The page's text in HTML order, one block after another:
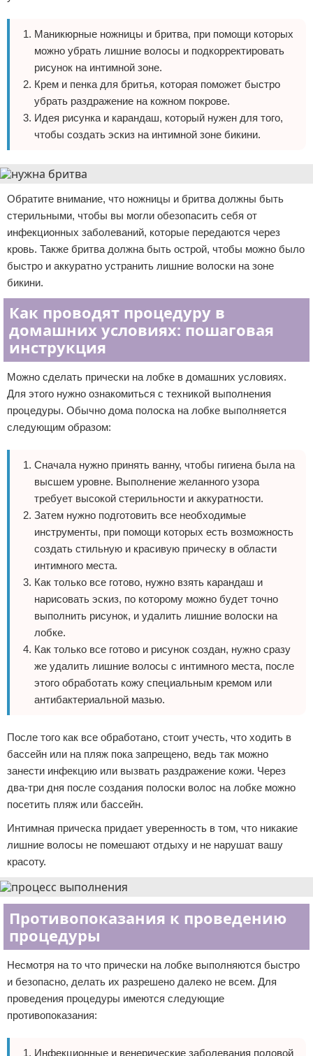
Маникюрные ножницы и бритва, при помощи которых
можно убрать лишние волосы и подкорректировать
рисунок на интимной зоне.
Крем и пенка для бритья, которая поможет быстро
убрать раздражение на кожном покрове.
Идея рисунка и карандаш, который нужен для того,
чтобы создать эскиз на интимной зоне бикини.
Обратите внимание, что ножницы и бритва должны быть
стерильными, чтобы вы могли обезопасить себя от
инфекционных заболеваний, которые передаются через
кровь. Также бритва должна быть острой, чтобы можно было
быстро и аккуратно устранить лишние волоски на зоне
бикини.
Как проводят процедуру в
домашних условиях: пошаговая
инструкция
Можно сделать прически на лобке в домашних условиях.
Для этого нужно ознакомиться с техникой выполнения
процедуры. Обычно дома полоска на лобке выполняется
следующим образом:
Сначала нужно принять ванну, чтобы гигиена была на
высшем уровне. Выполнение желанного узора
требует высокой стерильности и аккуратности.
Затем нужно подготовить все необходимые
инструменты, при помощи которых есть возможность
создать стильную и красивую прическу в области
интимного места.
Как только все готово, нужно взять карандаш и
нарисовать эскиз, по которому можно будет точно
выполнить рисунок, и удалить лишние волоски на
лобке.
Как только все готово и рисунок создан, нужно сразу
же удалить лишние волосы с интимного места, после
этого обработать кожу специальным кремом или
антибактериальной мазью.
После того как все обработано, стоит учесть, что ходить в
бассейн или на пляж пока запрещено, ведь так можно
занести инфекцию или вызвать раздражение кожи. Через
два-три дня после создания полоски волос на лобке можно
посетить пляж или бассейн.
Интимная прическа придает уверенность в том, что никакие
лишние волосы не помешают отдыху и не нарушат вашу
красоту.
Противопоказания к проведению
процедуры
Несмотря на то что прически на лобке выполняются быстро
и безопасно, делать их разрешено далеко не всем. Для
проведения процедуры имеются следующие
противопоказания:
Инфекционные и венерические заболевания половой